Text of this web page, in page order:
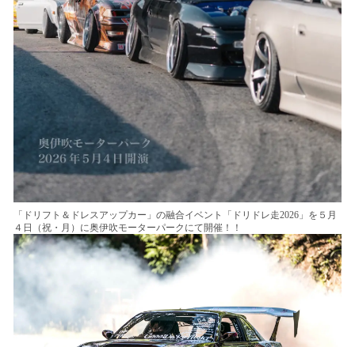
「ドリフト＆ドレスアップカー」の融合イベント「ドリドレ走2026」を５月
４日（祝・月）に奥伊吹モーターパークにて開催！！